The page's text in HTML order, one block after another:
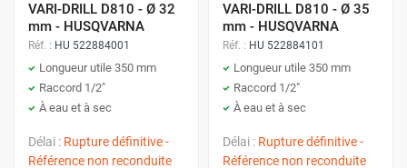
VARI-DRILL D810 - Ø 32
mm - HUSQVARNA
Réf. : HU 522884001
Longueur utile 350 mm
Raccord 1/2"
À eau et à sec
Délai : Rupture définitive -
Référence non reconduite
VARI-DRILL D810 - Ø 35
mm - HUSQVARNA
Réf. : HU 522884101
Longueur utile 350 mm
Raccord 1/2"
À eau et à sec
Délai : Rupture définitive -
Référence non reconduite